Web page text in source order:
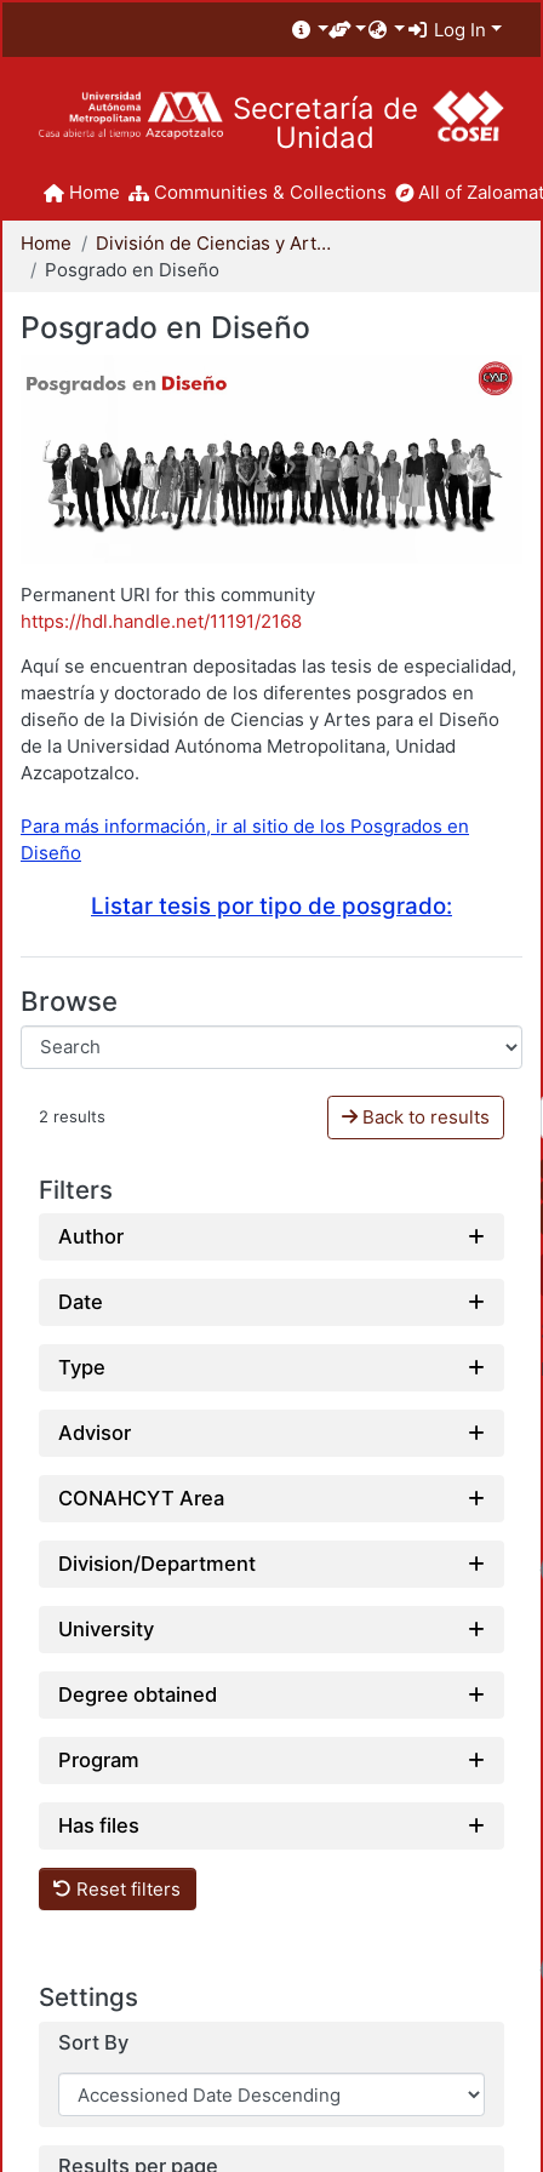
Log In
Secretaría de
Unidad
Home Communities & Collections All of
Home
División de Ciencias y Artes para el Diseño
Posgrado en Diseño
Posgrado en Diseño
Permanent URI for this community
https://hdl.handle.net/11191/2168
Aquí se encuentran depositadas las tesis de especialidad,
maestría y doctorado de los diferentes posgrados en
diseño de la División de Ciencias y Artes para el Diseño
de la Universidad Autónoma Metropolitana, Unidad
Azcapotzalco.
Para más información, ir al sitio de los Posgrados en
Diseño
Listar tesis por tipo de posgrado:
Browse
2 results Back to results
Filters
Author
Date
Type
Advisor
CONAHCYT Area
Division/Department
University
Degree obtained
Program
Has files
Reset filters
Settings
Sort By
Results per page